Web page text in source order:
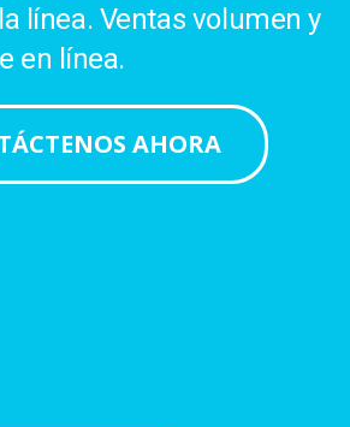
línea. Ventas volumen y
en línea.
AHORA